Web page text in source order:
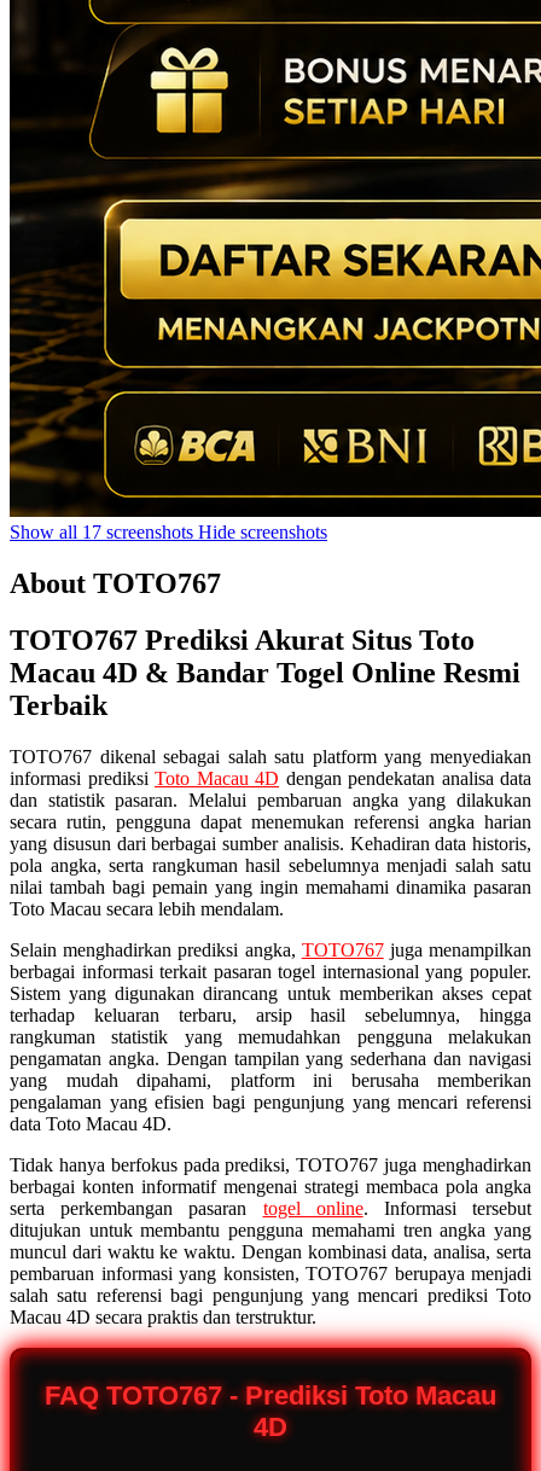
Show all 17 screenshots Hide screenshots
About TOTO767
TOTO767 Prediksi Akurat Situs Toto
Macau 4D & Bandar Togel Online Resmi
Terbaik
TOTO767 dikenal sebagai salah satu platform yang menyediakan
informasi prediksi Toto Macau 4D dengan pendekatan analisa data
dan statistik pasaran. Melalui pembaruan angka yang dilakukan
secara rutin, pengguna dapat menemukan referensi angka harian
yang disusun dari berbagai sumber analisis. Kehadiran data historis,
pola angka, serta rangkuman hasil sebelumnya menjadi salah satu
nilai tambah bagi pemain yang ingin memahami dinamika pasaran
Toto Macau secara lebih mendalam.
Selain menghadirkan prediksi angka, TOTO767juga menampilkan
berbagai informasi terkait pasaran togel internasional yang populer.
Sistem yang digunakan dirancang untuk memberikan akses cepat
terhadap keluaran terbaru, arsip hasil sebelumnya, hingga
rangkuman statistik yang memudahkan pengguna melakukan
pengamatan angka. Dengan tampilan yang sederhana dan navigasi
yang mudah dipahami, platform ini berusaha memberikan
pengalaman yang efisien bagi pengunjung yang mencari referensi
data Toto Macau 4D.
Tidak hanya berfokus pada prediksi, TOTO767 juga menghadirkan
berbagai konten informatif mengenai strategi membaca pola angka
serta perkembangan pasaran togel online. Informasi tersebut
ditujukan untuk membantu pengguna memahami tren angka yang
muncul dari waktu ke waktu. Dengan kombinasi data, analisa, serta
pembaruan informasi yang konsisten, TOTO767 berupaya menjadi
salah satu referensi bagi pengunjung yang mencari prediksi Toto
Macau 4D secara praktis dan terstruktur.
FAQ TOTO767 - Prediksi Toto Macau
4D